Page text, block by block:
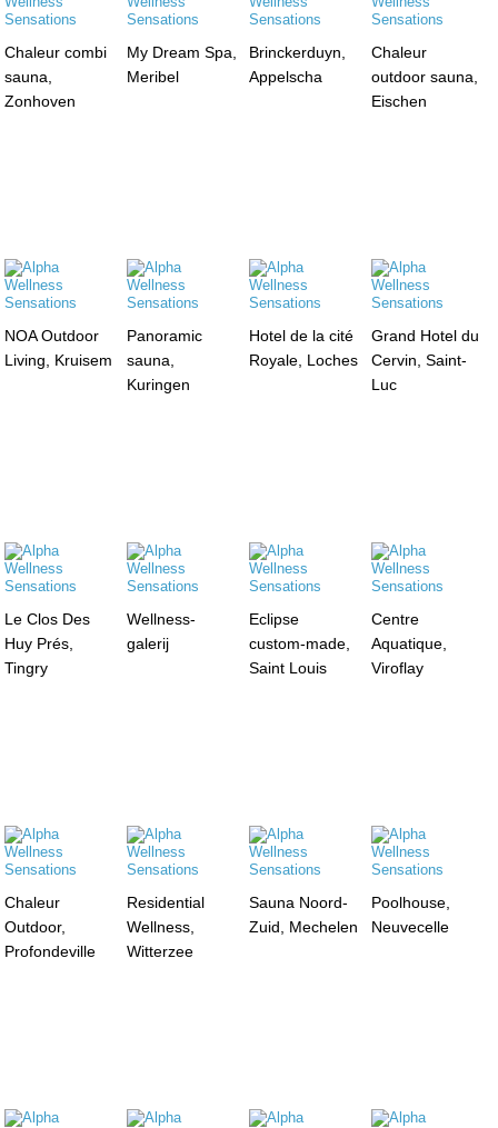
Chaleur combi
sauna,
Zonhoven
My Dream Spa,
Meribel
Brinckerduyn,
Appelscha
Chaleur
outdoor sauna,
Eischen
NOA Outdoor
Living, Kruisem
Panoramic
sauna,
Kuringen
Hotel de la cité
Royale, Loches
Grand Hotel du
Cervin, Saint-
Luc
Le Clos Des
Huy Prés,
Tingry
Wellness-
galerij
Eclipse
custom-made,
Saint Louis
Centre
Aquatique,
Viroflay
Chaleur
Outdoor,
Profondeville
Residential
Wellness,
Witterzee
Sauna Noord-
Zuid, Mechelen
Poolhouse,
Neuvecelle